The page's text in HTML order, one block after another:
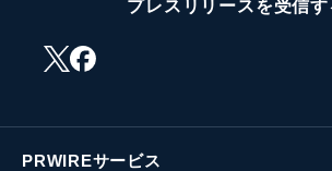
プレスリリースを受信す
PRWIREサービス